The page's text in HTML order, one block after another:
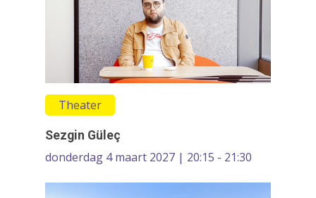
Theater
Sezgin Güleç
donderdag 4 maart 2027 | 20:15 - 21:30
VolksUniversiteit